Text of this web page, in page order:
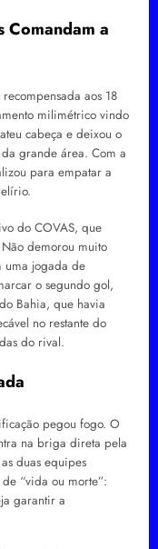
Comandam a
aos 18
milimétrico vindo
cabeça e deixou o
grande área. Com a
para empatar a
do COVAS, que
Não demorou muito
uma jogada de
o segundo gol,
Bahia, que havia
no restante do
do rival.
pegou fogo. O
na briga direta pela
duas equipes
“vida ou morte”:
garantir a